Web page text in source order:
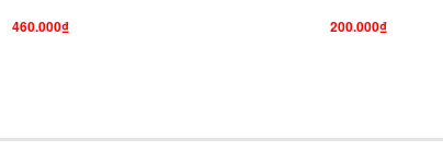
460.000₫ 200.000₫